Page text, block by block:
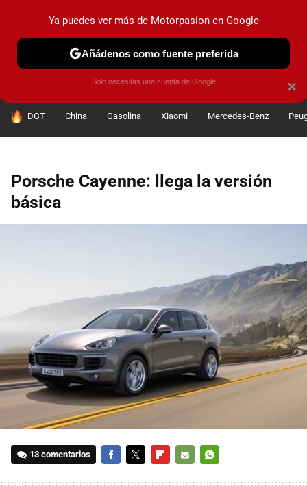
PRUEBAS COCHES ELÉCTRICOS OBSERVATORIO
HOY SE HABLA DE
DGT China Gasolina Xiaomi Mercedes-Benz
Porsche Cayenne: llega la versión
básica
13 comentarios
×
Ya puedes ver más de Motorpasion en Google
Añádenos como fuente preferida
Solo necesitas una cuenta de Google